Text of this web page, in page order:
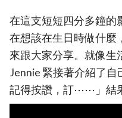
在這支短短四分多鐘的
在想該在生日時做什麼
來跟大家分享。就像生
Jennie 緊接著介紹了
記得按讚，訂⋯⋯」結